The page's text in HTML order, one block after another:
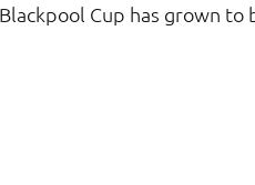
Cup has grown to